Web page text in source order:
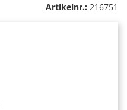
Artikelnr.: 216751